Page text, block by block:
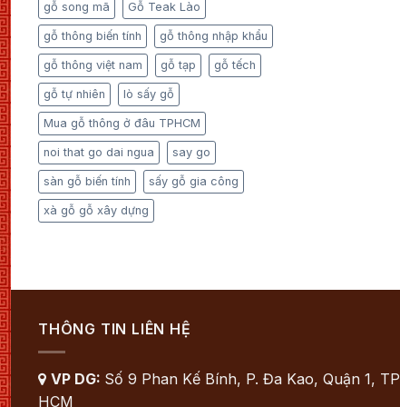
gỗ song mã Gỗ Teak Lào
gỗ thông biến tính gỗ thông nhập khẩu
gỗ thông việt nam gỗ tạp gỗ tếch
gỗ tự nhiên lò sấy gỗ
Mua gỗ thông ở đâu TPHCM
noi that go dai ngua say go
sàn gỗ biến tính sấy gỗ gia công
xà gỗ gỗ xây dựng
THÔNG TIN LIÊN HỆ
 VP DG: Số 9 Phan Kế Bính, P. Đa Kao, Quận 1, TP
HCM